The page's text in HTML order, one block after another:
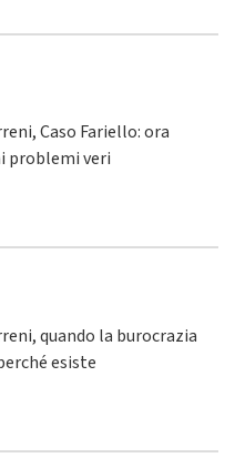
Caso Fariello: ora
problemi veri
quando la burocrazia
esiste